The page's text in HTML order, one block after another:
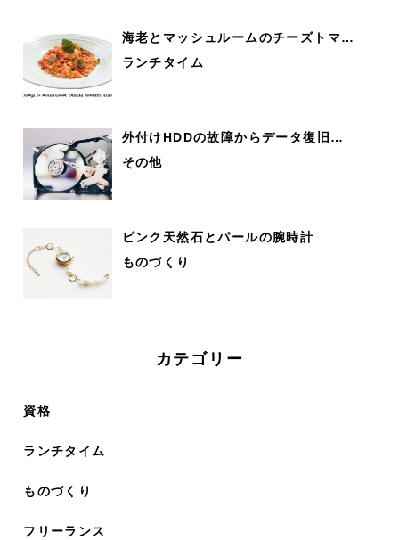
海老とマッシュルームのチーズトマ…
ランチタイム
外付けHDDの故障からデータ復旧…
その他
ピンク天然石とパールの腕時計
ものづくり
カテゴリー
資格
ランチタイム
ものづくり
フリーランス